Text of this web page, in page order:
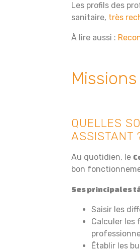
Les profils des
sanitaire, très
À lire aussi :
QUELLES
ASSISTANT
Au quotidien, le
bon
Ses principales
Saisir les
Calculer les
Établir les